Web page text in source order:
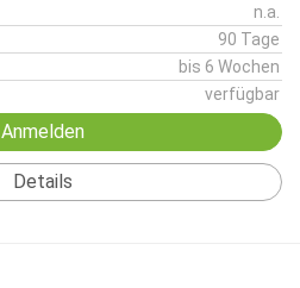
n.a.
90 Tage
bis 6 Wochen
verfügbar
Anmelden
Details